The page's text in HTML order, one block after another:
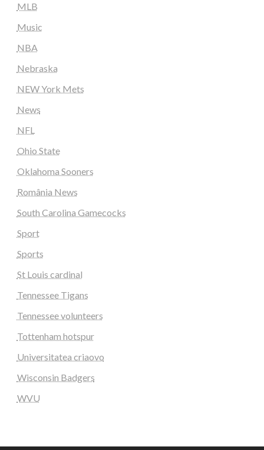
MLB
Music
NBA
Nebraska
NEW York Mets
News
NFL
Ohio State
Oklahoma Sooners
România News
South Carolina Gamecocks
Sport
Sports
St Louis cardinal
Tennessee Tigans
Tennessee volunteers
Tottenham hotspur
Universitatea criaovo
Wisconsin Badgers
WVU